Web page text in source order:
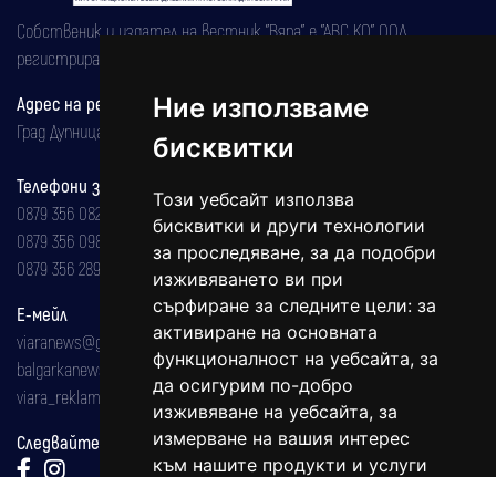
Ние използваме
бисквитки
Този уебсайт използва
бисквитки и други технологии
за проследяване, за да подобри
изживяването ви при
сърфиране за следните цели: за
активиране на основната
функционалност на уебсайта, за
да осигурим по-добро
изживяване на уебсайта, за
измерване на вашия интерес
към нашите продукти и услуги
Собственик и издател на вестник "Вяра" е "АВС КО" ООД,
регистрирана на 08.05.2002 година.
Адрес на редакцията
Град Дупница, ул.''Христо Ботев" 43
Телефони за реклама и абонаменти
0879 356 082
0879 356 098
0879 356 289
Е-мейл
viaranews@gmail.com
balgarkanews@gmail.com
viara_reklama@mail.bg
Следвайте ни: